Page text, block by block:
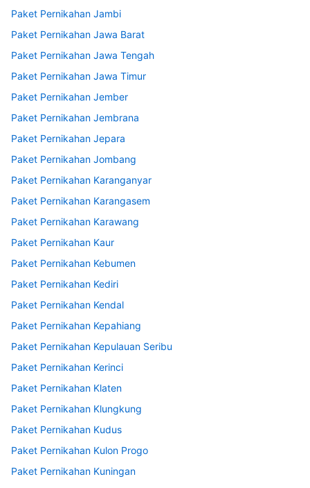
Paket Pernikahan Jambi
Paket Pernikahan Jawa Barat
Paket Pernikahan Jawa Tengah
Paket Pernikahan Jawa Timur
Paket Pernikahan Jember
Paket Pernikahan Jembrana
Paket Pernikahan Jepara
Paket Pernikahan Jombang
Paket Pernikahan Karanganyar
Paket Pernikahan Karangasem
Paket Pernikahan Karawang
Paket Pernikahan Kaur
Paket Pernikahan Kebumen
Paket Pernikahan Kediri
Paket Pernikahan Kendal
Paket Pernikahan Kepahiang
Paket Pernikahan Kepulauan Seribu
Paket Pernikahan Kerinci
Paket Pernikahan Klaten
Paket Pernikahan Klungkung
Paket Pernikahan Kudus
Paket Pernikahan Kulon Progo
Paket Pernikahan Kuningan